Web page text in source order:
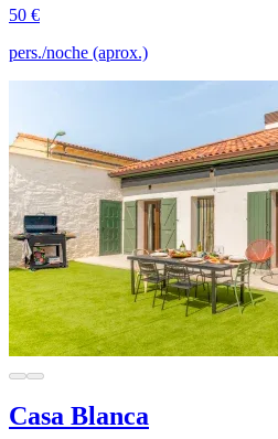
50 €
pers./noche (aprox.)
Casa Blanca